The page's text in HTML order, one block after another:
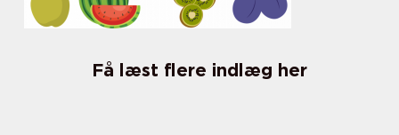
Få læst flere indlæg her